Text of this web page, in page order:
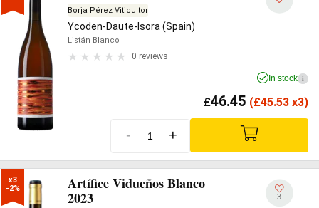
Borja Pérez Viticultor
Ycoden-Daute-Isora (Spain)
Listán Blanco
0 reviews
In stock i
£46.45 (£45.53 x3)
- +
x3
-2%
Artífice Vidueños Blanco
2023
3